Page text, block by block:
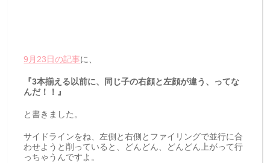
9月23日の記事に、
『3本揃える以前に、同じ子の右顔と左顔が違う、ってな
んだ！！』
と書きました。
サイドラインをね、左側と右側とファイリングで並行に合
わせようと削っていると、どんどん、どんどん上がって行
っちゃうんですよ。